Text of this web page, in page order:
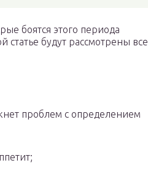
боятся этого периода
будут рассмотрены все
проблем с определением